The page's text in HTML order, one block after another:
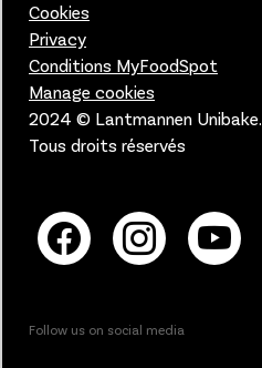
Cookies
Privacy
Conditions MyFoodSpot
Manage cookies
2024 © Lantmannen Unibake.
Tous droits réservés
Follow us on social media